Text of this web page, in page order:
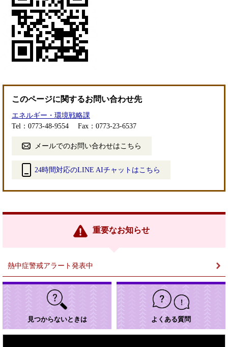
このページに関するお問い合わせ先
エネルギー・環境戦略課
Tel：0773-48-9554
Fax：0773-23-6537
メールでのお問い合わせはこちら
24時間対応のLINE AIチャットはこちら
リ
重要なお知らせ
熱中症警戒アラート発表中
見つからないときは よくある質問